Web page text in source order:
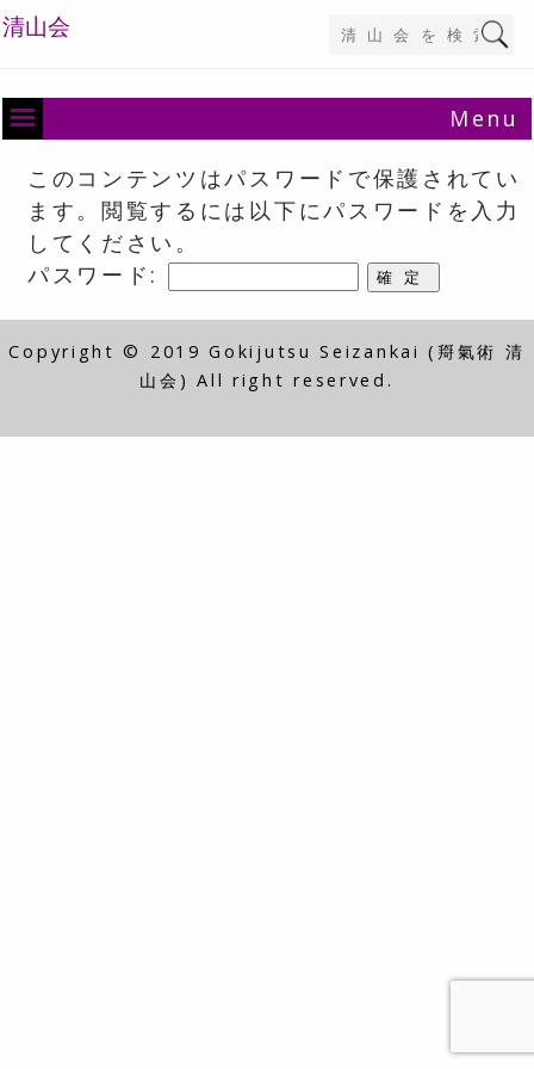
清山会
Menu
このコンテンツはパスワードで保護されてい
ます。閲覧するには以下にパスワードを入力
してください。
パスワード:
Copyright © 2019 Gokijutsu Seizankai (搿氣術 清
山会) All right reserved.